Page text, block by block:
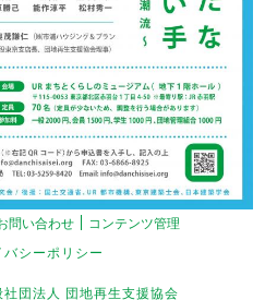
問い合わせ
コンテンツ管理
バシーポリシー
団法人 団地再生支援協会